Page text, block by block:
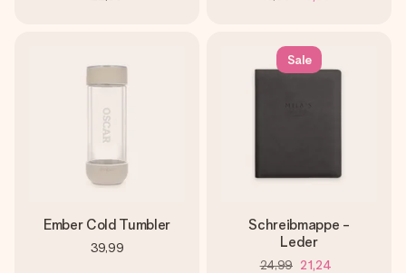
Ember Cold Tumbler
39,99
Sale
Schreibmappe -
Leder
24,99 21,24